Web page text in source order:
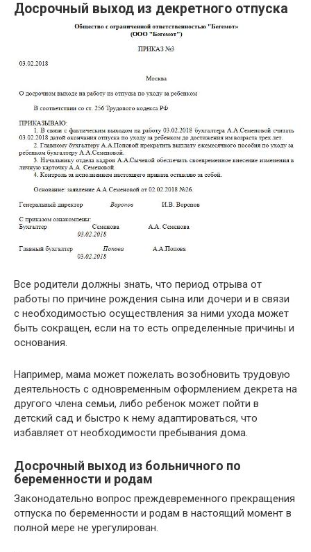
Досрочный выход из декретного отпуска
Все родители должны знать, что период отрыва от
работы по причине рождения сына или дочери и в связи
с необходимостью осуществления за ними ухода может
быть сокращен, если на то есть определенные причины и
основания.
Например, мама может пожелать возобновить трудовую
деятельность с одновременным оформлением декрета на
другого члена семьи, либо ребенок может пойти в
детский сад и быстро к нему адаптироваться, что
избавляет от необходимости пребывания дома.
Досрочный выход из больничного по
беременности и родам
Законодательно вопрос преждевременного прекращения
отпуска по беременности и родам в настоящий момент в
полной мере не урегулирован.